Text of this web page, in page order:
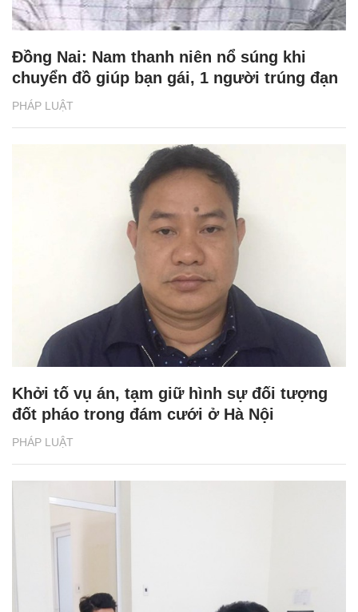
PHÁP LUẬT
Đồng Nai: Nam thanh niên nổ súng khi
chuyển đồ giúp bạn gái, 1 người trúng đạn
PHÁP LUẬT
Khởi tố vụ án, tạm giữ hình sự đối tượng
đốt pháo trong đám cưới ở Hà Nội